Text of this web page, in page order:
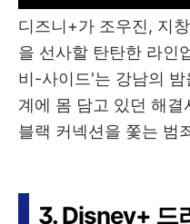
디즈니+가 조우진, 지
을 선사할 탄탄한 라인
비-사이드'는 강남의
계에 몸 담고 있던 해
블랙 커넥션을 쫓는 범
3. Disney+ 드